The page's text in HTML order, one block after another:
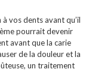
vos dents avant qu’il
pourrait devenir
avant que la carie
de la douleur et la
un traitement